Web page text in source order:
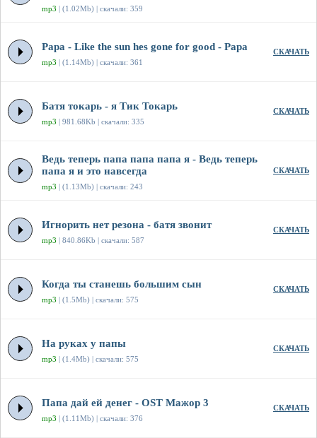
mp3 | (1.02Mb) | скачали: 359
Papa - Like the sun hes gone for good - Papa
mp3 | (1.14Mb) | скачали: 361
СКАЧАТЬ
Батя токарь - я Тик Токарь
mp3 | 981.68Kb | скачали: 335
СКАЧАТЬ
Ведь теперь папа папа папа я - Ведь теперь
папа я и это навсегда
mp3 | (1.13Mb) | скачали: 243
СКАЧАТЬ
Игнорить нет резона - батя звонит
mp3 | 840.86Kb | скачали: 587
СКАЧАТЬ
Когда ты станешь большим сын
mp3 | (1.5Mb) | скачали: 575
СКАЧАТЬ
На руках у папы
mp3 | (1.4Mb) | скачали: 575
СКАЧАТЬ
Папа дай ей денег - OST Мажор 3
mp3 | (1.11Mb) | скачали: 376
СКАЧАТЬ